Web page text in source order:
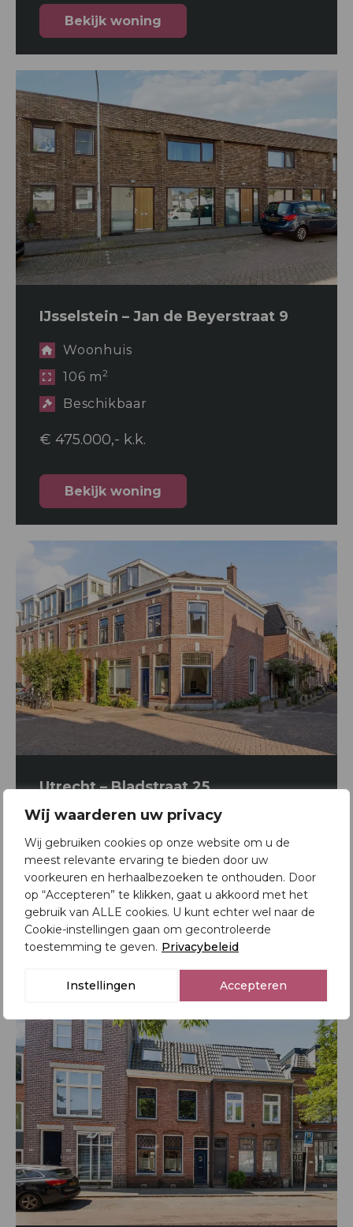
Wij waarderen uw privacy
Wij gebruiken cookies op onze website om u de
meest relevante ervaring te bieden door uw
voorkeuren en herhaalbezoeken te onthouden. Door
op “Accepteren” te klikken, gaat u akkoord met het
gebruik van ALLE cookies. U kunt echter wel naar de
Cookie-instellingen gaan om gecontroleerde
toestemming te geven. Privacybeleid
Instellingen Accepteren
Bekijk woning
IJsselstein – Jan de Beyerstraat 9
Woonhuis
106 m2
Beschikbaar
€ 475.000,- k.k.
Bekijk woning
Utrecht – Bladstraat 25
Woonhuis
71 m2
Onder bod
€ 450.000,- k.k.